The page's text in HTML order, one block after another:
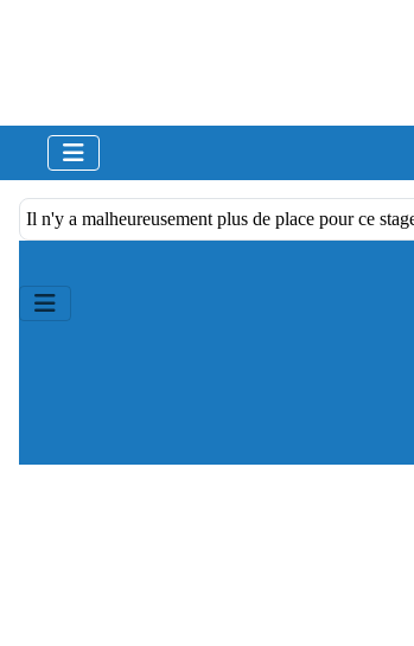
Il n'y a malheureusement plus de place pour ce